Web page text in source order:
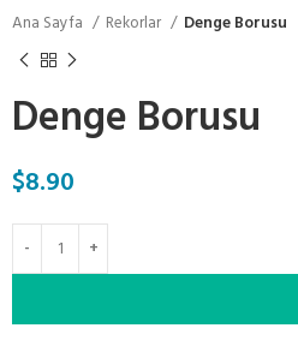
Ana Sayfa Rekorlar Denge Borusu
Denge Borusu
$8.90